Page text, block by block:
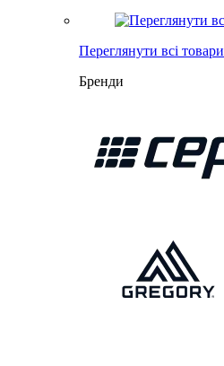
Переглянути всі товари
Бренди